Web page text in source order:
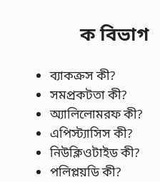
ক বিভাগ
ব্যাকক্রস কী?
সমপ্রকটতা কী?
অ্যালিলোমরফ কী?
এপিস্ট্যাসিস কী?
নিউক্লিওটাইড কী?
পলিপ্লয়ডি কী?